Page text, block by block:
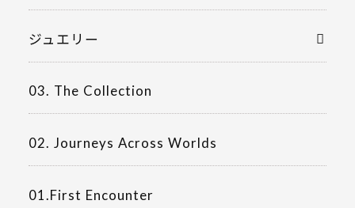
ジュエリー
03. The Collection
02. Journeys Across Worlds
01.First Encounter